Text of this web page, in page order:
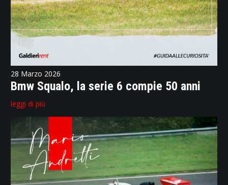
28 Marzo 2026
Bmw Squalo, la serie 6 compie 50 anni
leggi di più